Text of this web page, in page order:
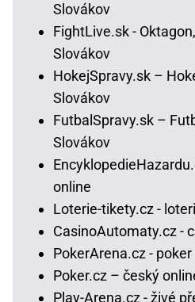
Slovákov
FightLive.sk -
Slovákov
HokejSpravy.sk –
Slovákov
FutbalSpravy.sk –
Slovákov
online
Loterie-tikety.cz -
CasinoAutomaty.cz -
PokerArena.cz -
Poker.cz – český
Play-Arena.cz - živé